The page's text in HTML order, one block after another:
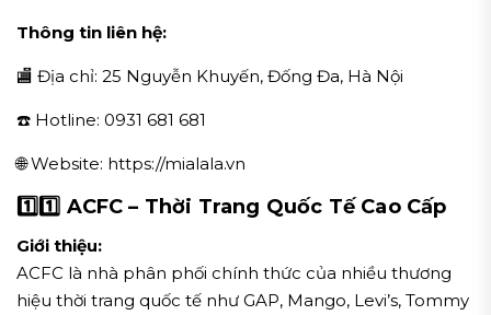
Thông tin liên hệ:
🏬 Địa chỉ: 25 Nguyễn Khuyến, Đống Đa, Hà Nội
☎️ Hotline: 0931 681 681
🌐 Website: https://mialala.vn
1️⃣1️⃣ ACFC – Thời Trang Quốc Tế Cao Cấp
Giới thiệu:
ACFC là nhà phân phối chính thức của nhiều thương
hiệu thời trang quốc tế như GAP, Mango, Levi’s, Tommy